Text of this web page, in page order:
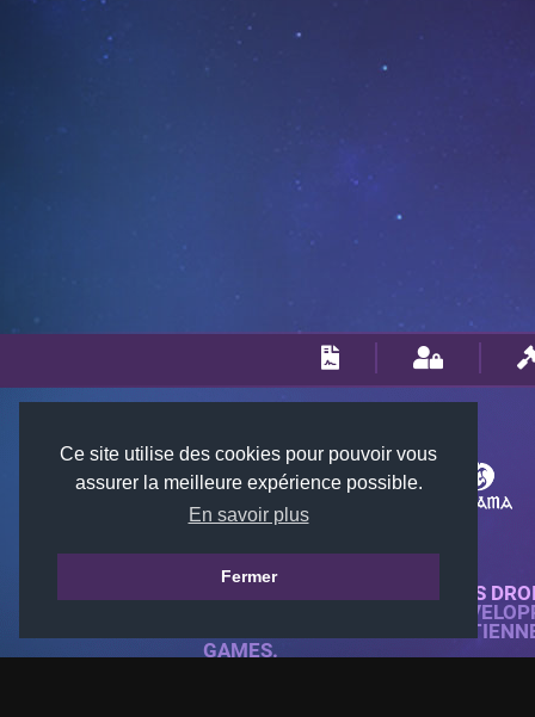
Ce site utilise des cookies pour pouvoir vous
assurer la meilleure expérience possible.
En savoir plus
Fermer
© 2018-2026 KTARENA. TOUS
SITE WEB ENTIÈREMENT
TOUTES LES IMAGES
GAMES.